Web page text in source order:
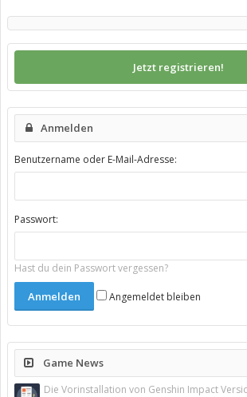
Jetzt registrieren!
Anmelden
Benutzername oder E-Mail-Adresse:
Passwort:
Hast du dein Passwort vergessen?
Angemeldet bleiben
Game News
Die Vorinstallation von Genshin Impact